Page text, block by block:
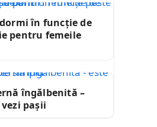
în funcție de
pentru femeile
îngălbenită –
pașii